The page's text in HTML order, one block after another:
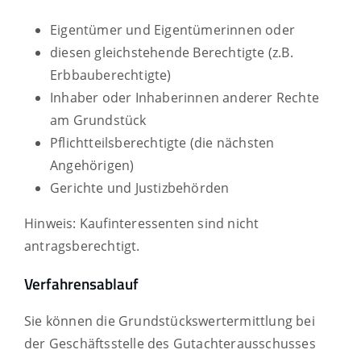
Eigentümer und Eigentümerinnen oder
diesen gleichstehende Berechtigte (z.B.
Erbbauberechtigte)
Inhaber oder Inhaberinnen anderer Rechte
am Grundstück
Pflichtteilsberechtigte (die nächsten
Angehörigen)
Gerichte und Justizbehörden
Hinweis: Kaufinteressenten sind nicht
antragsberechtigt.
Verfahrensablauf
Sie können die Grundstückswertermittlung bei
der Geschäftsstelle des Gutachterausschusses